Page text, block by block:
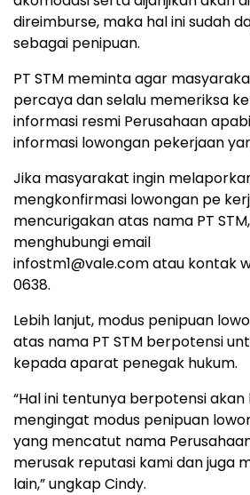
direimburse, maka hal ini sudah
sebagai penipuan.
PT STM meminta agar
percaya dan selalu memeriksa
informasi resmi Perusahaan
informasi lowongan pekerjaan
Jika masyarakat ingin
mengkonfirmasi lowongan pe
mencurigakan atas nama PT
menghubungi email
infostm1@vale.com atau kontak
0638.
Lebih lanjut, modus penipuan
atas nama PT STM berpotensi
kepada aparat penegak hukum.
“Hal ini tentunya berpotensi
mengingat modus penipuan
yang mencatut nama
merusak reputasi kami dan juga
lain,” ungkap Cindy.